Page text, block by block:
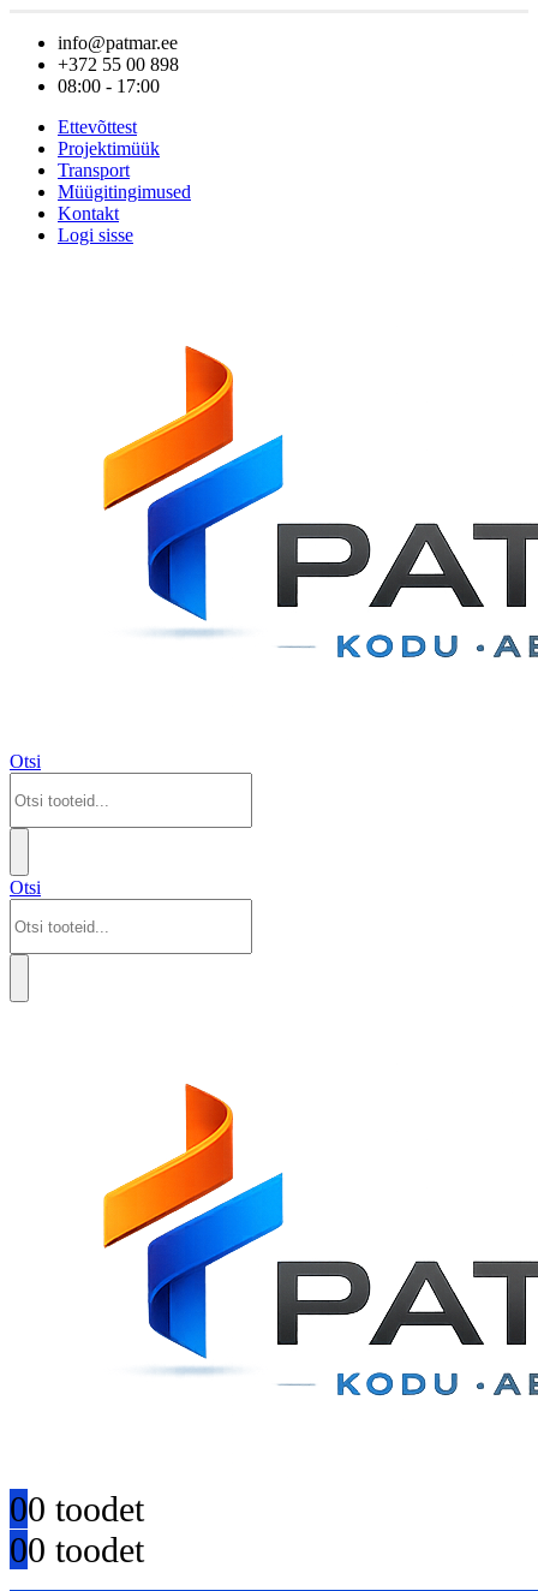
info@patmar.ee
+372 55 00 898
08:00 - 17:00
Ettevõttest
Projektimüük
Transport
Müügitingimused
Kontakt
Logi sisse
Otsi
Otsi
00 toodet
00 toodet